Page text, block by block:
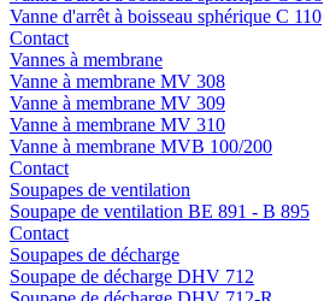
Vanne d'arrêt à boisseau sphérique C 110
Contact
Vannes à membrane
Vanne à membrane MV 308
Vanne à membrane MV 309
Vanne à membrane MV 310
Vanne à membrane MVB 100/200
Contact
Soupapes de ventilation
Soupape de ventilation BE 891 - B 895
Contact
Soupapes de décharge
Soupape de décharge DHV 712